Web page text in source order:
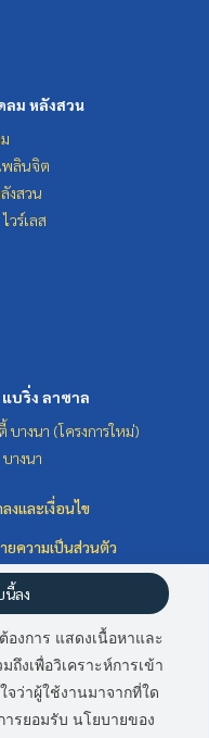
ะกาศนี้
ลม หลังสวน
พลินจิต
งสวน
วร์เลส
บริ่ง ลาซาล
บางนา (โครงการใหม่)
างนา
งและเงื่อนไข
ยความเป็นส่วนตัว
เรา
ฝากขาย-เช่า
องการ แสดงเนื้อหาและ
งเพื่อวิเคราะห์การเข้า
จว่าผู้ใช้งานมาจากที่ใด
ารยอมรับ นโยบายของ
ลง